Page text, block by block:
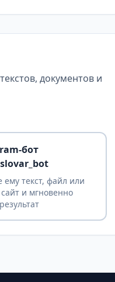
документов и
бот
ему текст, файл или
и мгновенно